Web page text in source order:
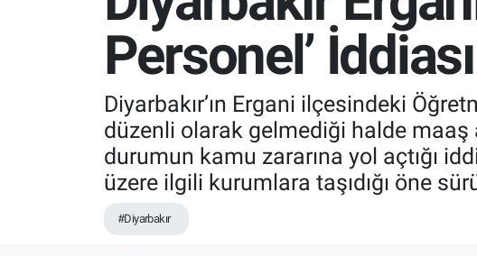
Personel’
Diyarbakır’ın Ergani ilçesindeki
düzenli olarak gelmediği halde maaş
durumun kamu zararına yol açtığı
üzere ilgili kurumlara taşıdığı öne
#Diyarbakır
EKONOMİ
KÜLTÜR SANAT
Trafik Durumu
Tüm Manşetler
Son Dakika Haberleri
Haber Arşivi